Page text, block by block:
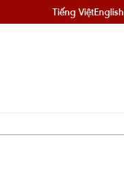
Tiếng ViệtEnglish